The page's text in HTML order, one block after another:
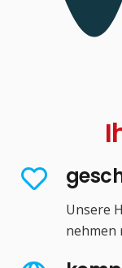
Unsere
nehmen